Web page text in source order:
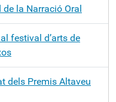
la Narració Oral
festival d’arts de
dels Premis Altaveu